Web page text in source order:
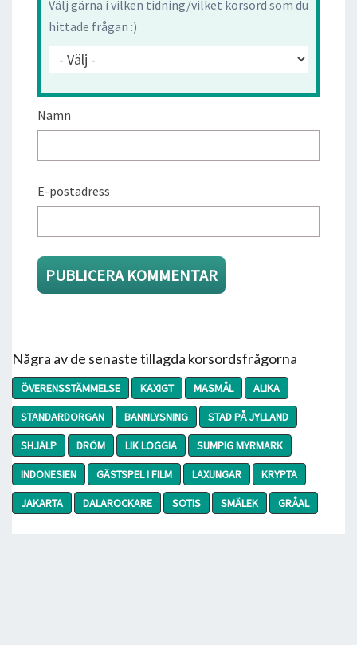
Välj gärna i vilken tidning/vilket korsord som du
hittade frågan :)
Namn
E-postadress
Några av de senaste tillagda korsordsfrågorna
ÖVERENSSTÄMMELSE KAXIGT MASMÅL
ALIKA
STANDARDORGAN
BANNLYSNING
STAD PÅ JYLLAND
SHJÄLP
DRÖM LIK LOGGIA
SUMPIG MYRMARK
INDONESIEN
GÄSTSPEL I FILM LAXUNGAR
KRYPTA
JAKARTA
DALAROCKARE SOTIS SMÄLEK GRÅAL